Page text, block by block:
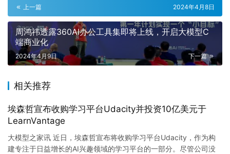
上一篇 2024年4月8日
周鸿祎透露360AI办公工具集即将上线，开启大模型C
端商业化
下一篇
2024年4月9日
相关推荐
埃森哲宣布收购学习平台Udacity并投资10亿美元于
LearnVantage
大模型之家讯 近日，埃森哲宣布将收购学习平台Udacity，作为构
建专注于日益增长的AI兴趣领域的学习平台的一部分。尽管公司没